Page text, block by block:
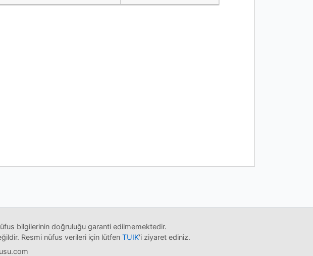
bilgilerinin doğruluğu garanti edilmemektedir.
Resmi nüfus verileri için lütfen TUIK'i ziyaret ediniz.